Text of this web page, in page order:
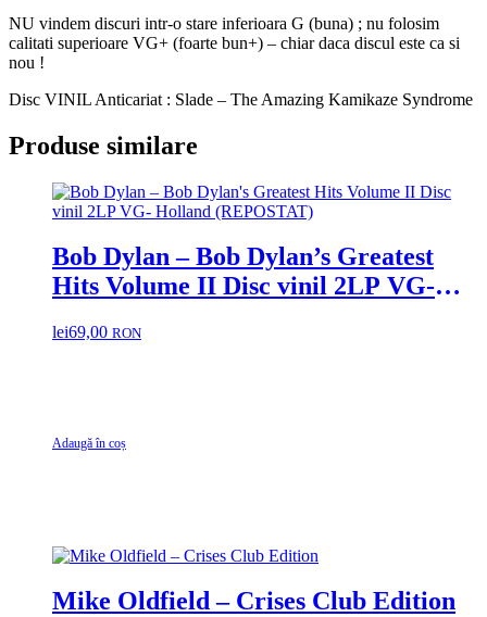
NU vindem discuri intr-o stare inferioara G (buna) ; nu folosim
calitati superioare VG+ (foarte bun+) – chiar daca discul este ca si
nou !
Disc VINIL Anticariat : Slade – The Amazing Kamikaze Syndrome
Produse similare
Bob Dylan – Bob Dylan’s Greatest
Hits Volume II Disc vinil 2LP VG-
lei69,00 RON
Adaugă în coș
Mike Oldfield – Crises Club Edition